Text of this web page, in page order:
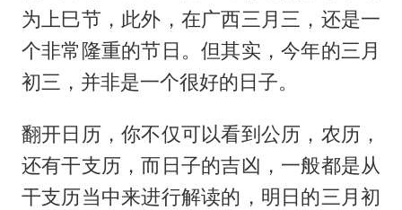
为上巳节，此外，在广西三月三，还是一
个非常隆重的节日。但其实，今年的三月
初三，并非是一个很好的日子。
翻开日历，你不仅可以看到公历，农历，
还有干支历，而日子的吉凶，一般都是从
干支历当中来进行解读的，明日的三月初